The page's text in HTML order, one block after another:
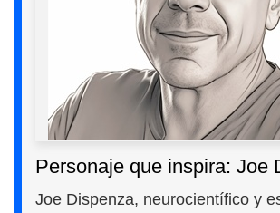
Personaje que inspira: Joe
Joe Dispenza, neurocientífico y